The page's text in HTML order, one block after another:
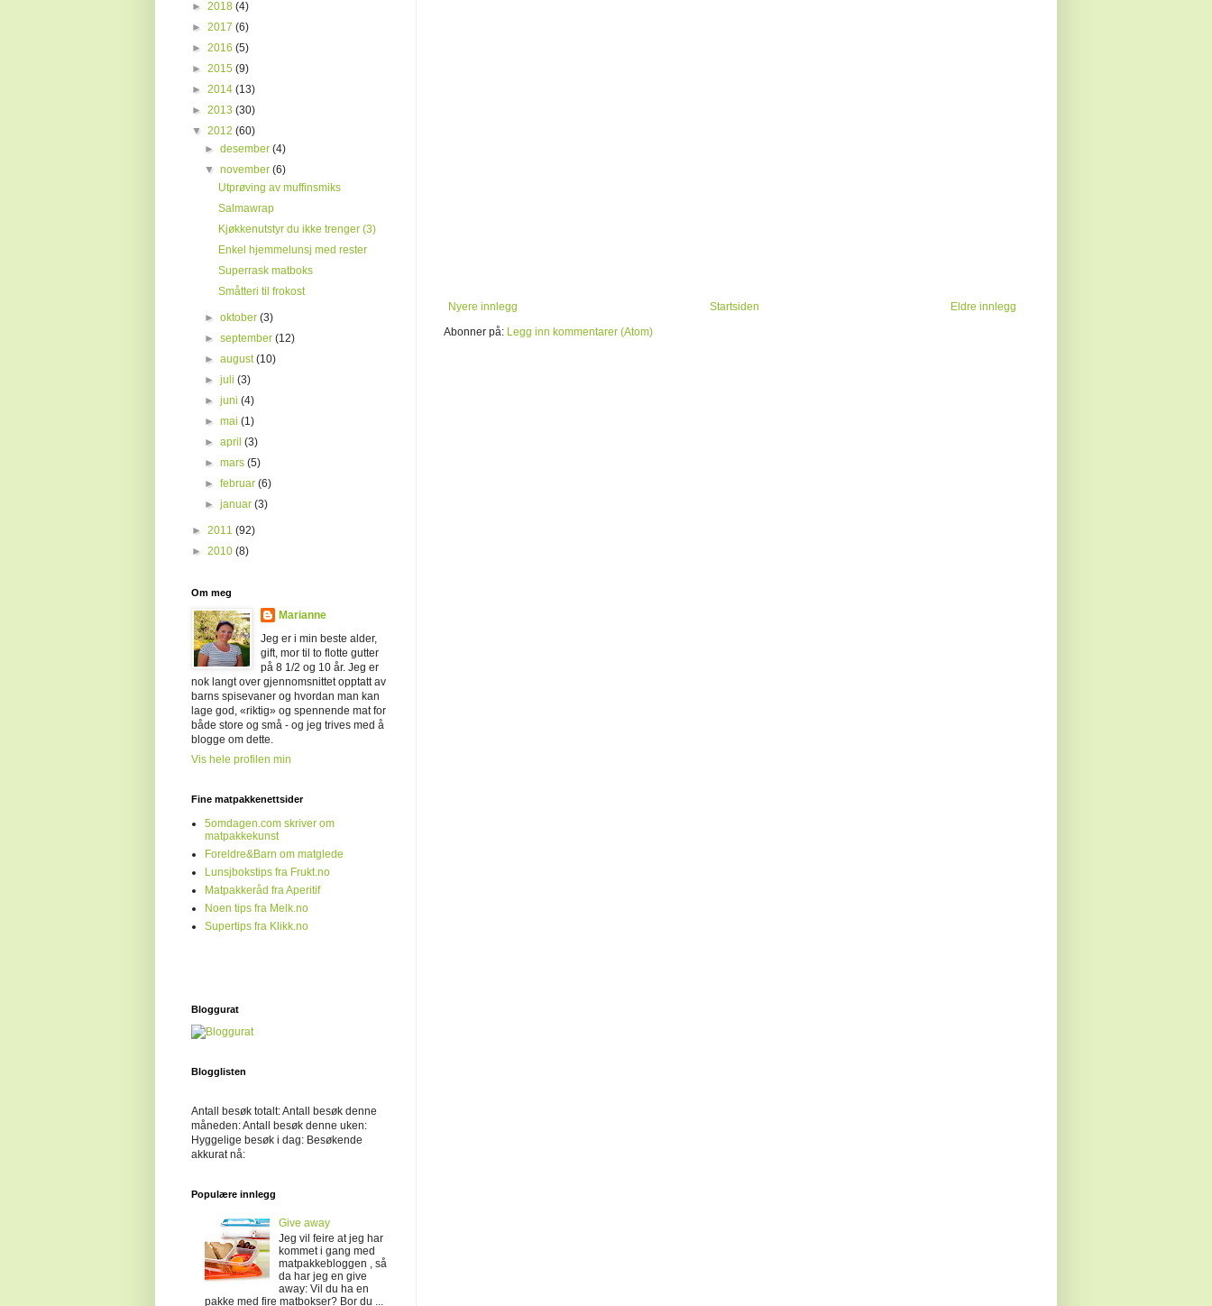
Nyere innlegg Eldre innlegg
Startsiden
Abonner på: Legg inn kommentarer (Atom)
► 2018 (4)
► 2017 (6)
► 2016 (5)
► 2015 (9)
► 2014 (13)
► 2013 (30)
▼ 2012 (60)
►desember(4)
▼november(6)
Utprøving av muffinsmiks
Salmawrap
Kjøkkenutstyr du ikke trenger (3)
Enkel hjemmelunsj med rester
Superrask matboks
Småtteri til frokost
►oktober(3)
►september(12)
►august(10)
►juli(3)
►juni(4)
►mai(1)
►april(3)
►mars(5)
►februar(6)
►januar(3)
► 2011 (92)
► 2010 (8)
Om meg
Marianne
Jeg er i min beste alder,
gift, mor til to flotte gutter
på 8 1/2 og 10 år. Jeg er
nok langt over gjennomsnittet opptatt av
barns spisevaner og hvordan man kan
lage god, «riktig» og spennende mat for
både store og små - og jeg trives med å
blogge om dette.
Vis hele profilen min
Fine matpakkenettsider
5omdagen.com skriver om
matpakkekunst
Foreldre&Barn om matglede
Lunsjbokstips fra Frukt.no
Matpakkeråd fra Aperitif
Noen tips fra Melk.no
Supertips fra Klikk.no
Bloggurat
Blogglisten
Antall besøk totalt:Antall besøk denne
måneden:Antall besøk denne uken:
Hyggelige besøk i dag: Besøkende
akkurat nå:
Populære innlegg
Give away
Jeg vil feire at jeg har
kommet i gang med
matpakkebloggen , så
da har jeg en give
away: Vil du ha en
pakke med fire matbokser? Bor du ...